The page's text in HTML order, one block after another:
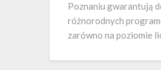
Poznaniu gwarantują
różnorodnych
zarówno na poziomie